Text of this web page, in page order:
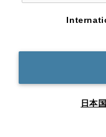
日本